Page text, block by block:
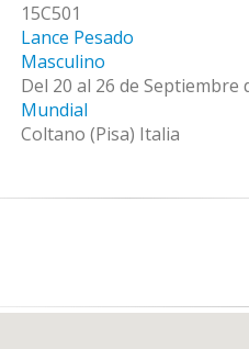
15C501
Lance Pesado
Masculino
Del 20 al 26 de Septiembre
Mundial
Coltano (Pisa) Italia